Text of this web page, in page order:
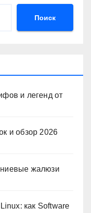
Поиск
и легенд от
и обзор 2026
жалюзи
как Software